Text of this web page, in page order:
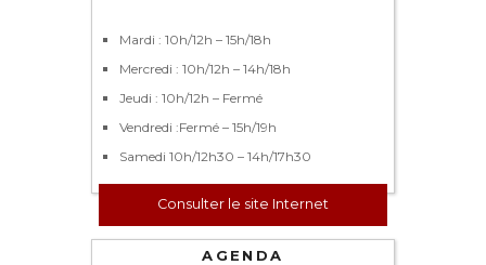
Mardi : 10h/12h – 15h/18h
Mercredi : 10h/12h – 14h/18h
Jeudi : 10h/12h – Fermé
Vendredi :Fermé – 15h/19h
Samedi 10h/12h30 – 14h/17h30
Consulter le site Internet
AGENDA